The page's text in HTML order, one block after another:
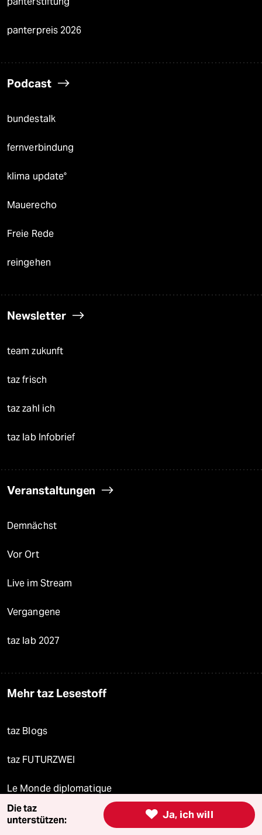
panterpreis 2026
Podcast
bundestalk
fernverbindung
klima update°
Mauerecho
Freie Rede
reingehen
Newsletter
team zukunft
taz frisch
taz zahl ich
taz lab Infobrief
Veranstaltungen
Demnächst
Vor Ort
Live im Stream
Vergangene
taz lab 2027
Mehr taz Lesestoff
taz Blogs
taz FUTURZWEI
Le Monde diplomatique
taz Archiv  Ja, ich will
Die taz
unterstützen: